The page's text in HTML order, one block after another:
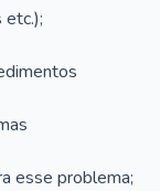
etc.);
esse problema;